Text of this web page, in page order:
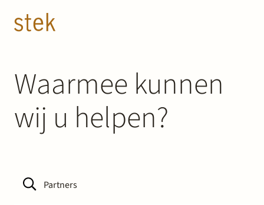
Waarmee kunnen
wij u helpen?
Mensen
Expertise
Track record